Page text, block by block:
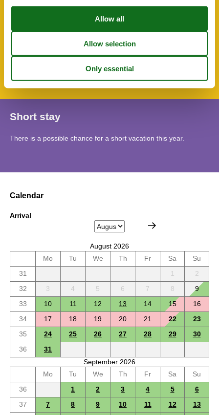
Outdoors
Private Parking
Short stay
There is a possible chance for a short vacation this year.
Calendar
Arrival
August 2026
Mo
Tu We Th Fr Sa
Su
31
1
2
32
3 4 5 6 7 8
9
33
10 11 12 13 14 15
16
34
17 18 19 20 21 22
23
35
24 25 26 27 28 29
30
36
31
September 2026
Mo
Tu We Th Fr Sa
Su
36
1 2 3 4 5
6
37
7 8 9 10 11 12
13